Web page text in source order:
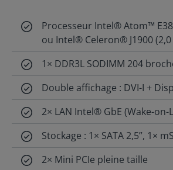
Processeur Intel® Atom™
ou Intel® Celeron® J1900 (2,0
1× DDR3L SODIMM 204
Double affichage : DVI-I +
2× LAN Intel® GbE (Wake-on-
Stockage : 1× SATA 2,5”, 1×
2× Mini PCIe pleine taille